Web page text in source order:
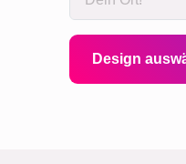
Design